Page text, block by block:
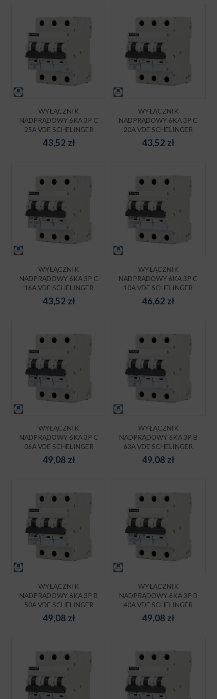
WYŁĄCZNIK
NADPRĄDOWY 6KA 3P C
25A VDE SCHELINGER
43,52 zł
WYŁĄCZNIK
NADPRĄDOWY 6KA 3P C
20A VDE SCHELINGER
43,52 zł
WYŁĄCZNIK
NADPRĄDOWY 6KA 3P C
16A VDE SCHELINGER
43,52 zł
WYŁĄCZNIK
NADPRĄDOWY 6KA 3P C
10A VDE SCHELINGER
46,62 zł
WYŁĄCZNIK
NADPRĄDOWY 6KA 3P C
06A VDE SCHELINGER
49,08 zł
WYŁĄCZNIK
NADPRĄDOWY 6KA 3P B
63A VDE SCHELINGER
49,08 zł
WYŁĄCZNIK
NADPRĄDOWY 6KA 3P B
50A VDE SCHELINGER
49,08 zł
WYŁĄCZNIK
NADPRĄDOWY 6KA 3P B
40A VDE SCHELINGER
49,08 zł